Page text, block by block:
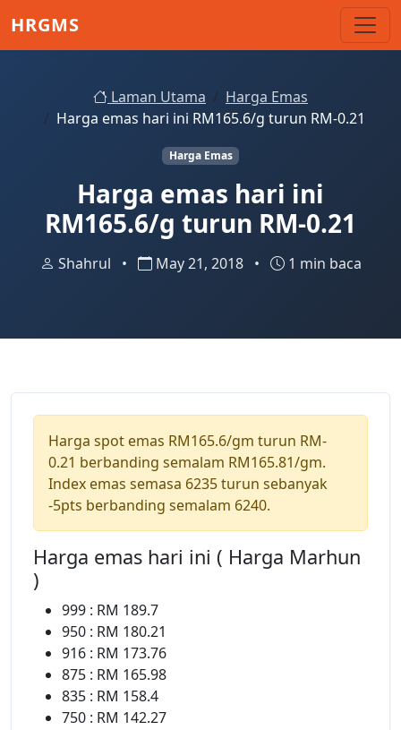
HRGMS
Laman Utama
Harga Emas
Harga emas hari ini RM165.6/g turun RM-0.21
Harga Emas
Harga emas hari ini
RM165.6/g turun RM-0.21
Shahrul • May 21, 2018 • 1 min baca
Harga spot emas RM165.6/gm turun RM-
0.21 berbanding semalam RM165.81/gm.
Index emas semasa 6235 turun sebanyak
-5pts berbanding semalam 6240.
Harga emas hari ini ( Harga Marhun
)
999 : RM 189.7
950 : RM 180.21
916 : RM 173.76
875 : RM 165.98
835 : RM 158.4
750 : RM 142.27